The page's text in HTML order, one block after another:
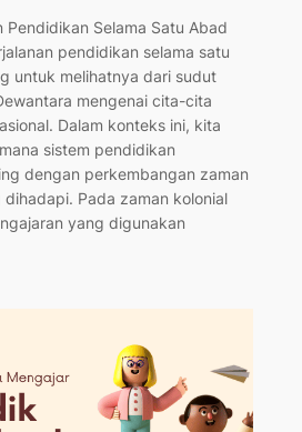
Pendidikan Selama Satu Abad
pendidikan selama satu
untuk melihatnya dari sudut
mengenai cita-cita
Dalam konteks ini, kita
sistem pendidikan
dengan perkembangan zaman
Pada zaman kolonial
yang digunakan